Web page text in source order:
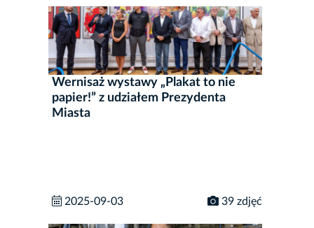
Wernisaż wystawy „Plakat to nie
papier!” z udziałem Prezydenta
Miasta
2025-09-03 39 zdjęć